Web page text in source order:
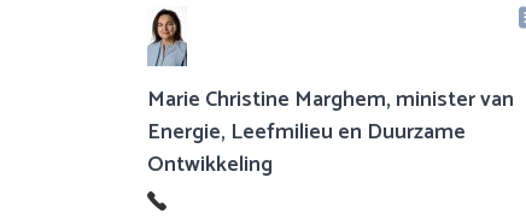
Marie Christine Marghem, minister van
Energie, Leefmilieu en Duurzame
Ontwikkeling